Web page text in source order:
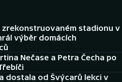
zrekonstruovaném stadionu v
výběr domácích
Nečase a Petra Čecha po
dostala od Švýcarů lekci v